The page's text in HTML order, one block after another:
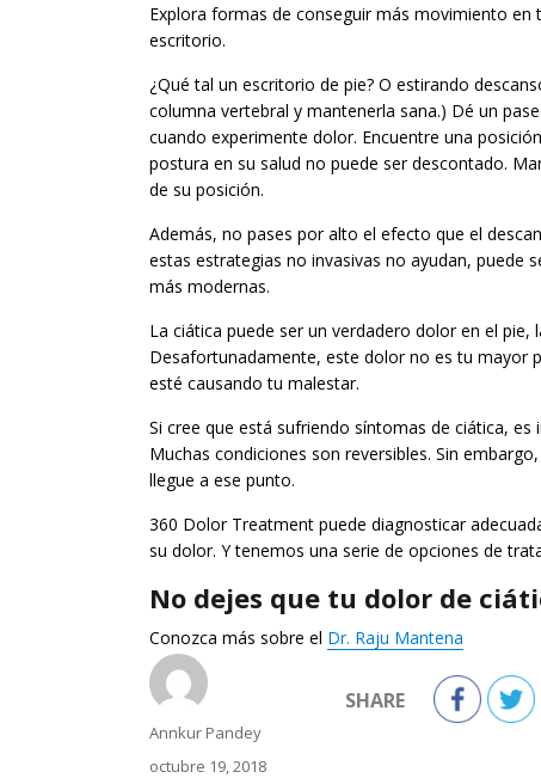
Explora formas de conseguir más movimiento
escritorio.
¿Qué tal un escritorio de pie? O estirando
columna vertebral y mantenerla sana.) Dé un
cuando experimente dolor. Encuentre una
postura en su salud no puede ser descontado.
de su posición.
Además, no pases por alto el efecto que el
estas estrategias no invasivas no ayudan,
más modernas.
La ciática puede ser un verdadero dolor en el pie,
Desafortunadamente, este dolor no es tu mayor
esté causando tu malestar.
Si cree que está sufriendo síntomas de ciática,
Muchas condiciones son reversibles. Sin
llegue a ese punto.
360 Dolor Treatment puede diagnosticar
su dolor. Y tenemos una serie de opciones de
No dejes que tu dolor de
Conozca más sobre el Dr. Raju Mantena
Autor
Annkur Pandey
Publicado
octubre 19, 2018
SHARE